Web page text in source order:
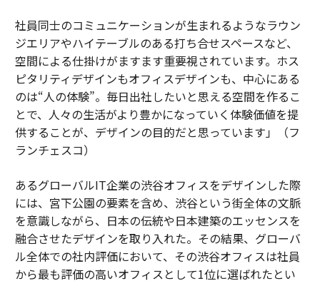
社員同士のコミュニケーションが生まれるようなラウン
ジエリアやハイテーブルのある打ち合せスペースなど、
空間による仕掛けがますます重要視されています。ホス
ピタリティデザインもオフィスデザインも、中心にある
のは“人の体験”。毎日出社したいと思える空間を作るこ
とで、人々の生活がより豊かになっていく体験価値を提
供することが、デザインの目的だと思っています」（フ
ランチェスコ）
あるグローバルIT企業の渋谷オフィスをデザインした際
には、宮下公園の要素を含め、渋谷という街全体の文脈
を意識しながら、日本の伝統や日本建築のエッセンスを
融合させたデザインを取り入れた。その結果、グローバ
ル全体での社内評価において、その渋谷オフィスは社員
から最も評価の高いオフィスとして1位に選ばれたとい